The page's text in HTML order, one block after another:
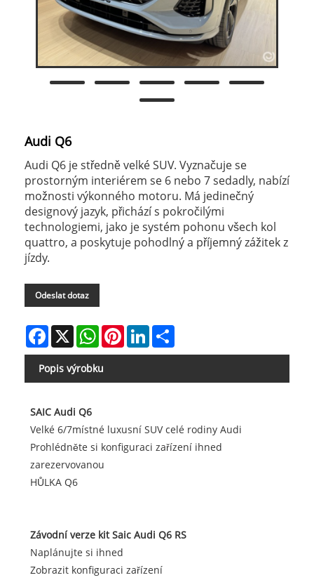
Audi Q6
Audi Q6 je středně velké SUV. Vyznačuje se
prostorným interiérem se 6 nebo 7 sedadly, nabízí
možnosti výkonného motoru. Má jedinečný
designový jazyk, přichází s pokročilými
technologiemi, jako je systém pohonu všech kol
quattro, a poskytuje pohodlný a příjemný zážitek z
jízdy.
Odeslat dotaz
Facebook
X WhatsAppPinterestLinkedIn
Popis výrobku
SAIC Audi Q6
Velké 6/7místné luxusní SUV celé rodiny Audi
Prohlédněte si konfiguraci zařízení ihned
zarezervovanou
HŮLKA Q6
Závodní verze kit Saic Audi Q6 RS
Naplánujte si ihned
Zobrazit konfiguraci zařízení